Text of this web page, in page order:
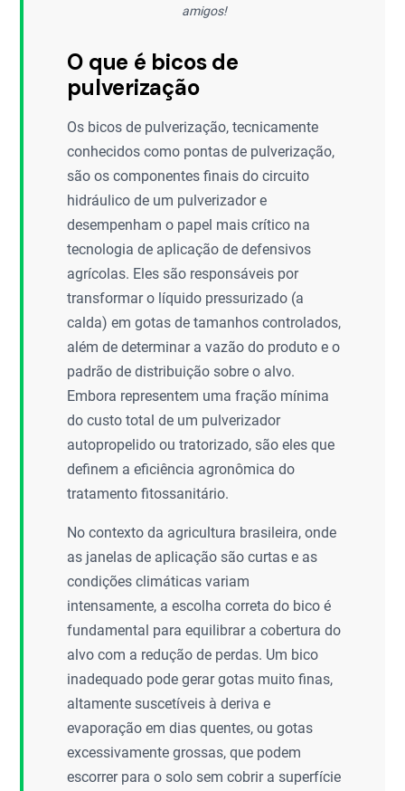
amigos!
O que é bicos de
pulverização
Os bicos de pulverização, tecnicamente
conhecidos como pontas de pulverização,
são os componentes finais do circuito
hidráulico de um pulverizador e
desempenham o papel mais crítico na
tecnologia de aplicação de defensivos
agrícolas. Eles são responsáveis por
transformar o líquido pressurizado (a
calda) em gotas de tamanhos controlados,
além de determinar a vazão do produto e o
padrão de distribuição sobre o alvo.
Embora representem uma fração mínima
do custo total de um pulverizador
autopropelido ou tratorizado, são eles que
definem a eficiência agronômica do
tratamento fitossanitário.
No contexto da agricultura brasileira, onde
as janelas de aplicação são curtas e as
condições climáticas variam
intensamente, a escolha correta do bico é
fundamental para equilibrar a cobertura do
alvo com a redução de perdas. Um bico
inadequado pode gerar gotas muito finas,
altamente suscetíveis à deriva e
evaporação em dias quentes, ou gotas
excessivamente grossas, que podem
escorrer para o solo sem cobrir a superfície